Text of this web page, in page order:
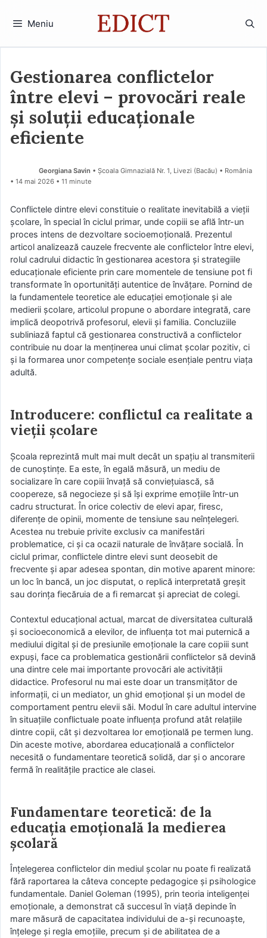
Meniu
Gestionarea conflictelor
între elevi – provocări reale
și soluții educaționale
eficiente
Georgiana Savin • Școala Gimnazială Nr. 1, Livezi (Bacău) • România
14 mai 2026 • 11 minute
Conflictele dintre elevi constituie o realitate inevitabilă a vieții
școlare, în special în ciclul primar, unde copiii se află într-un
proces intens de dezvoltare socioemoțională. Prezentul
articol analizează cauzele frecvente ale conflictelor între elevi,
rolul cadrului didactic în gestionarea acestora și strategiile
educaționale eficiente prin care momentele de tensiune pot fi
transformate în oportunități autentice de învățare. Pornind de
la fundamentele teoretice ale educației emoționale și ale
medierii școlare, articolul propune o abordare integrată, care
implică deopotrivă profesorul, elevii și familia. Concluziile
subliniază faptul că gestionarea constructivă a conflictelor
contribuie nu doar la menținerea unui climat școlar pozitiv, ci
și la formarea unor competențe sociale esențiale pentru viața
adultă.
Introducere: conflictul ca realitate a
vieții școlare
Școala reprezintă mult mai mult decât un spațiu al transmiterii
de cunoștințe. Ea este, în egală măsură, un mediu de
socializare în care copiii învață să conviețuiască, să
coopereze, să negocieze și să își exprime emoțiile într-un
cadru structurat. În orice colectiv de elevi apar, firesc,
diferențe de opinii, momente de tensiune sau neînțelegeri.
Acestea nu trebuie privite exclusiv ca manifestări
problematice, ci și ca ocazii naturale de învățare socială. În
ciclul primar, conflictele dintre elevi sunt deosebit de
frecvente și apar adesea spontan, din motive aparent minore:
un loc în bancă, un joc disputat, o replică interpretată greșit
sau dorința fiecăruia de a fi remarcat și apreciat de colegi.
Contextul educațional actual, marcat de diversitatea culturală
și socioeconomică a elevilor, de influența tot mai puternică a
mediului digital și de presiunile emoționale la care copiii sunt
expuși, face ca problematica gestionării conflictelor să devină
una dintre cele mai importante provocări ale activității
didactice. Profesorul nu mai este doar un transmițător de
informații, ci un mediator, un ghid emoțional și un model de
comportament pentru elevii săi. Modul în care adultul intervine
în situațiile conflictuale poate influența profund atât relațiile
dintre copii, cât și dezvoltarea lor emoțională pe termen lung.
Din aceste motive, abordarea educațională a conflictelor
necesită o fundamentare teoretică solidă, dar și o ancorare
fermă în realitățile practice ale clasei.
Fundamentare teoretică: de la
educația emoțională la medierea
școlară
Înțelegerea conflictelor din mediul școlar nu poate fi realizată
fără raportarea la câteva concepte pedagogice și psihologice
fundamentale. Daniel Goleman (1995), prin teoria inteligenței
emoționale, a demonstrat că succesul în viață depinde în
mare măsură de capacitatea individului de a-și recunoaște,
înțelege și regla emoțiile, precum și de abilitatea de a